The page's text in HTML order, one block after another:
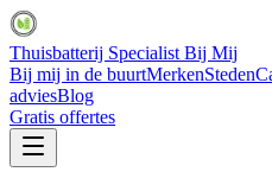
Thuisbatterij Specialist Bij Mij
Bij mij in de buurtMerkenSteden
adviesBlog
Gratis offertes